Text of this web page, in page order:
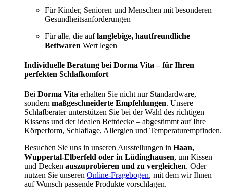
Für Kinder, Senioren und Menschen mit besonderen
Gesundheitsanforderungen
Für alle, die auflanglebige, hautfreundliche
Bettwaren Wert legen
Individuelle Beratung bei Dorma Vita – für Ihren
perfekten Schlafkomfort
Bei Dorma Vita erhalten Sie nicht nur Standardware,
sondern maßgeschneiderte Empfehlungen. Unsere
Schlafberater unterstützen Sie bei der Wahl des richtigen
Kissens und der idealen Bettdecke – abgestimmt auf Ihre
Körperform, Schlaflage, Allergien und Temperaturempfinden.
Besuchen Sie uns in unseren Ausstellungen in Haan,
Wuppertal-Elberfeld oder in Lüdinghausen, um Kissen
und Decken auszuprobieren und zu vergleichen. Oder
nutzen Sie unseren Online-Fragebogen, mit dem wir Ihnen
auf Wunsch passende Produkte vorschlagen.